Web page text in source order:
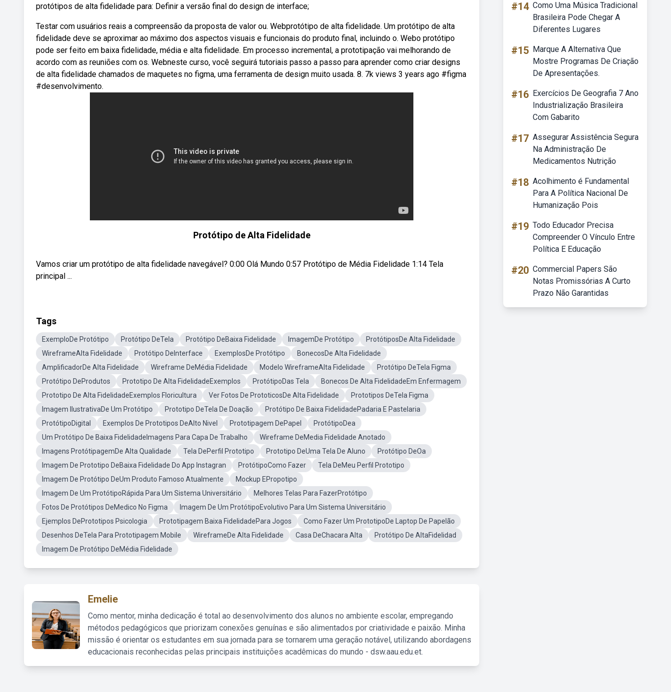
protótipos de alta fidelidade para: Definir a versão final do design de interface;
Testar com usuários reais a compreensão da proposta de valor ou. Webprotótipo de alta fidelidade. Um protótipo de alta
fidelidade deve se aproximar ao máximo dos aspectos visuais e funcionais do produto final, incluindo o. Webo protótipo
pode ser feito em baixa fidelidade, média e alta fidelidade. Em processo incremental, a prototipação vai melhorando de
acordo com as reuniões com os. Webneste curso, você seguirá tutoriais passo a passo para aprender como criar designs
de alta fidelidade chamados de maquetes no figma, uma ferramenta de design muito usada. 8. 7k views 3 years ago #figma
#desenvolvimento.
Protótipo de Alta Fidelidade
Vamos criar um protótipo de alta fidelidade navegável? 0:00 Olá Mundo 0:57 Protótipo de Média Fidelidade 1:14 Tela
principal ...
Tags
ExemploDe Protótipo Protótipo DeTela Protótipo DeBaixa Fidelidade ImagemDe Protótipo
ProtótiposDe Alta Fidelidade
WireframeAlta Fidelidade
Protótipo DeInterface ExemplosDe Protótipo
BonecosDe Alta Fidelidade
AmplificadorDe Alta Fidelidade
Wireframe DeMédia Fidelidade Modelo WireframeAlta Fidelidade
Protótipo DeTela Figma
Protótipo DeProdutos
Prototipo De Alta FidelidadeExemplos ProtótipoDas Tela
Bonecos De Alta FidelidadeEm Enfermagem
Prototipo De Alta FidelidadeExemplos Floricultura
Ver Fotos De PrototicosDe Alta Fidelidade
Prototipos DeTela Figma
Imagem IlustrativaDe Um Protótipo
Prototipo DeTela De Doação
Protótipo De Baixa FidelidadePadaria E Pastelaria
ProtótipoDigital
Exemplos De Prototipos DeAlto Nivel Prototipagem DePapel
ProtótipoDea
Um Protótipo De Baixa FidelidadeImagens Para Capa De Trabalho
Wireframe DeMedia Fidelidade Anotado
Imagens ProtótipagemDe Alta Qualidade
Tela DePerfil Prototipo Prototipo DeUma Tela De Aluno
Protótipo DeOa
Imagem De Prototipo DeBaixa Fidelidade Do App Instagran
ProtótipoComo Fazer
Tela DeMeu Perfil Prototipo
Imagem De Protótipo DeUm Produto Famoso Atualmente
Mockup EPropotipo
Imagem De Um ProtótipoRápida Para Um Sistema Universitário
Melhores Telas Para FazerProtótipo
Fotos De Protótipos DeMedico No Figma
Imagem De Um ProtótipoEvolutivo Para Um Sistema Universitário
Ejemplos DePrototipos Psicologia
Prototipagem Baixa FidelidadePara Jogos
Como Fazer Um PrototipoDe Laptop De Papelão
Desenhos DeTela Para Prototipagem Mobile
WireframeDe Alta Fidelidade Casa DeChacara Alta
Protótipo De AltaFidelidad
Imagem De Protótipo DeMédia Fidelidade
Emelie
Como mentor, minha dedicação é total ao desenvolvimento dos alunos no ambiente escolar, empregando
métodos pedagógicos que priorizam conexões genuínas e são alimentados por criatividade e paixão. Minha
missão é orientar os estudantes em sua jornada para se tornarem uma geração notável, utilizando abordagens
educacionais reconhecidas pelas principais instituições acadêmicas do mundo - dsw.aau.edu.et.
#14 Como Uma Música Tradicional
Brasileira Pode Chegar A
Diferentes Lugares
#15 Marque A Alternativa Que
Mostre Programas De Criação
De Apresentações.
#16 Exercícios De Geografia 7 Ano
Industrialização Brasileira
Com Gabarito
#17 Assegurar Assistência Segura
Na Administração De
Medicamentos Nutrição
#18 Acolhimento é Fundamental
Para A Política Nacional De
Humanização Pois
#19 Todo Educador Precisa
Compreender O Vínculo Entre
Política E Educação
#20 Commercial Papers São
Notas Promissórias A Curto
Prazo Não Garantidas